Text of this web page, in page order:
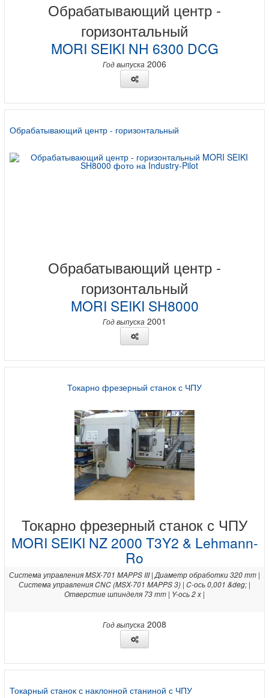
Обрабатывающий центр -
горизонтальный
MORI SEIKI NH 6300 DCG
Год выпуска 2006
Обрабатывающий центр - горизонтальный
Обрабатывающий центр -
горизонтальный
MORI SEIKI SH8000
Год выпуска 2001
Токарно фрезерный станок с ЧПУ
Токарно фрезерный станок с ЧПУ
MORI SEIKI NZ 2000 T3Y2 & Lehmann-
Ro
Система управления MSX-701 MAPPS III | Диаметр обработки 320 mm |
Система управления CNC (MSX-701 MAPPS 3) | C-ось 0,001 &deg; |
Отверстие шпинделя 73 mm | Y-ось 2 x |
Год выпуска 2008
Токарный станок с наклонной станиной с ЧПУ